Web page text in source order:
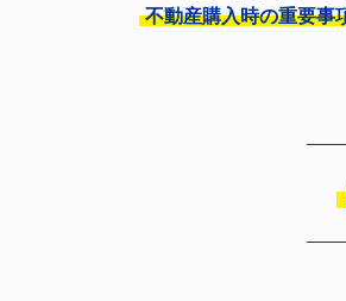
不動産購入時の重要事